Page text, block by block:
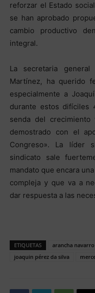
reforzar el Estado
se han aprobado
cambio productivo
integral.
La secretaria general
Martínez, ha querido
especialmente a
durante estos difíciles
senda del
demostrado con el
Congreso». La líder
sindicato sale
mandato que encara
compleja y que va a
dar respuesta a las
ETIQUETAS arancha navarro
joaquin pérez da silva